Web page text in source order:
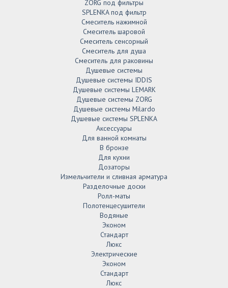
ZORG под фильтры
SPLENKA под фильтр
Смеситель нажимной
Смеситель шаровой
Смеситель сенсорный
Смеситель для душа
Смеситель для раковины
Душевые системы
Душевые системы IDDIS
Душевые системы LEMARK
Душевые системы ZORG
Душевые системы Milardo
Душевые системы SPLENKA
Аксессуары
Для ванной комнаты
В бронзе
Для кухни
Дозаторы
Измельчители и сливная арматура
Разделочные доски
Ролл-маты
Полотенцесушители
Водяные
Эконом
Стандарт
Люкс
Электрические
Эконом
Стандарт
Люкс